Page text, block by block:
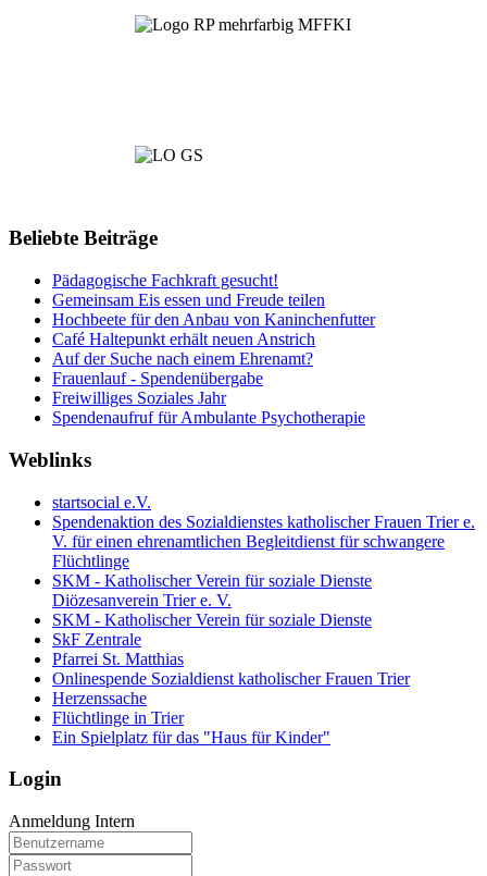
Beliebte Beiträge
Pädagogische Fachkraft gesucht!
Gemeinsam Eis essen und Freude teilen
Hochbeete für den Anbau von Kaninchenfutter
Café Haltepunkt erhält neuen Anstrich
Auf der Suche nach einem Ehrenamt?
Frauenlauf - Spendenübergabe
Freiwilliges Soziales Jahr
Spendenaufruf für Ambulante Psychotherapie
Weblinks
startsocial e.V.
Spendenaktion des Sozialdienstes katholischer Frauen Trier e.
V. für einen ehrenamtlichen Begleitdienst für schwangere
Flüchtlinge
SKM - Katholischer Verein für soziale Dienste
Diözesanverein Trier e. V.
SKM - Katholischer Verein für soziale Dienste
SkF Zentrale
Pfarrei St. Matthias
Onlinespende Sozialdienst katholischer Frauen Trier
Herzenssache
Flüchtlinge in Trier
Ein Spielplatz für das "Haus für Kinder"
Login
Anmeldung Intern